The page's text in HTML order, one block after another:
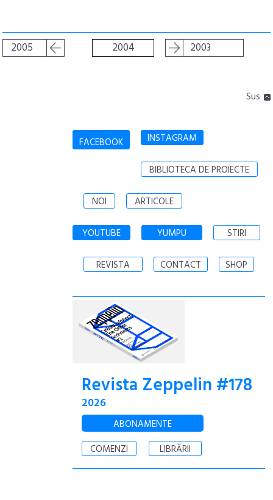
2005 2004 2003
Sus
FACEBOOK INSTAGRAM
BIBLIOTECA DE PROIECTE
NOI ARTICOLE
YOUTUBE YUMPU STIRI
REVISTA CONTACT SHOP
Revista Zeppelin #178
2026
ABONAMENTE
COMENZI
LIBRĂRII